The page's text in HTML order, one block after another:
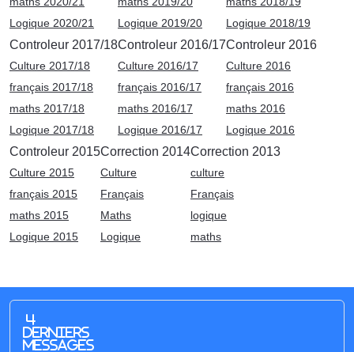
Logique 2020/21
Logique 2019/20
Logique 2018/19
Controleur 2017/18
Culture 2017/18
français 2017/18
maths 2017/18
Logique 2017/18
Controleur 2016/17
Culture 2016/17
français 2016/17
maths 2016/17
Logique 2016/17
Controleur 2016
Culture 2016
français 2016
maths 2016
Logique 2016
Controleur 2015
Culture 2015
français 2015
maths 2015
Logique 2015
Correction 2014
Culture
Français
Maths
Logique
Correction 2013
culture
Français
logique
maths
4
derniers
messages